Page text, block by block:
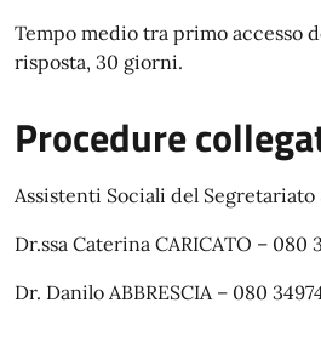
Tempo medio tra primo accesso
risposta, 30 giorni.
Procedure
Assistenti Sociali del Segretariato
Dr.ssa Caterina CARICATO – 080
Dr. Danilo ABBRESCIA – 080